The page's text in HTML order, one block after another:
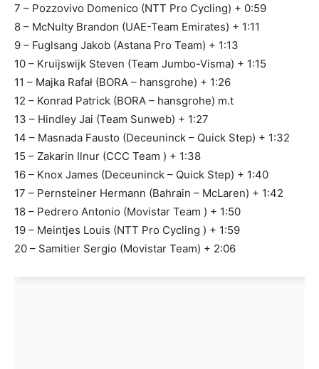
7 – Pozzovivo Domenico (NTT Pro Cycling) + 0:59
8 – McNulty Brandon (UAE-Team Emirates) + 1:11
9 – Fuglsang Jakob (Astana Pro Team) + 1:13
10 – Kruijswijk Steven (Team Jumbo-Visma) + 1:15
11 – Majka Rafał (BORA – hansgrohe) + 1:26
12 – Konrad Patrick (BORA – hansgrohe) m.t
13 – Hindley Jai (Team Sunweb) + 1:27
14 – Masnada Fausto (Deceuninck – Quick Step) + 1:32
15 – Zakarin Ilnur (CCC Team ) + 1:38
16 – Knox James (Deceuninck – Quick Step) + 1:40
17 – Pernsteiner Hermann (Bahrain – McLaren) + 1:42
18 – Pedrero Antonio (Movistar Team ) + 1:50
19 – Meintjes Louis (NTT Pro Cycling ) + 1:59
20 – Samitier Sergio (Movistar Team) + 2:06